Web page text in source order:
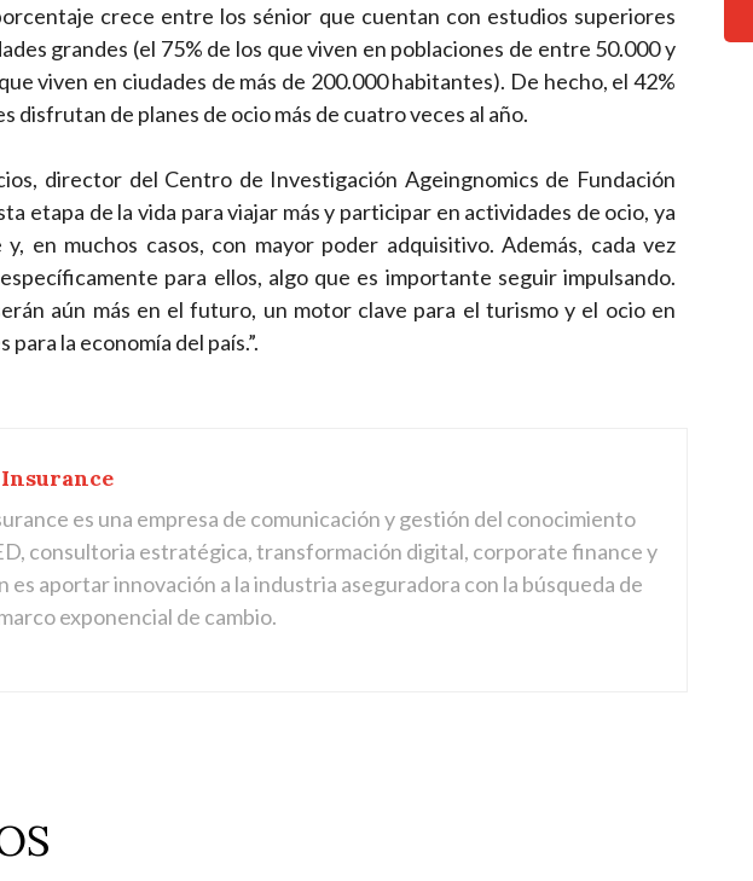
crece entre los sénior que cuentan con estudios superiores
grandes (el 75% de los que viven en poblaciones de entre 50.000 y
viven en ciudades de más de 200.000 habitantes). De hecho, el 42%
disfrutan de planes de ocio más de cuatro veces al año.
director del Centro de Investigación Ageingnomics de Fundación
etapa de la vida para viajar más y participar en actividades de ocio, ya
en muchos casos, con mayor poder adquisitivo. Además, cada vez
para ellos, algo que es importante seguir impulsando.
aún más en el futuro, un motor clave para el turismo y el ocio en
la economía del país.”.
es una empresa de comunicación y gestión del conocimiento
consultoria estratégica, transformación digital, corporate finance y
es aportar innovación a la industria aseguradora con la búsqueda de
exponencial de cambio.